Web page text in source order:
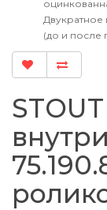
Двукратное
(до и после